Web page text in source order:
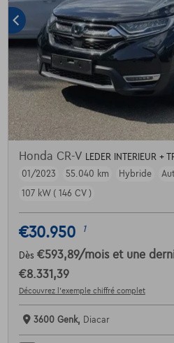
Honda CR-V
LEDER INTERIEUR +
01/2023
55.040 km Hybride
107 kW ( 146 CV )
€30.950 1
Dès €593,89/mois et une
€8.331,39
Découvrez l’exemple chiffré complet
3600 Genk, Diacar